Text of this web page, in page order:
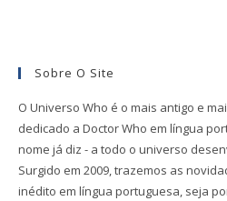
Sobre O Site
O Universo Who é o mais antigo e
dedicado a Doctor Who em língua
nome já diz - a todo o universo
Surgido em 2009, trazemos as
inédito em língua portuguesa, seja